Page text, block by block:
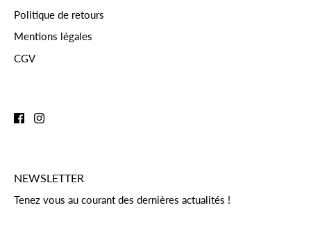
Politique de retours
Mentions légales
CGV
NEWSLETTER
Tenez vous au courant des dernières actualités !